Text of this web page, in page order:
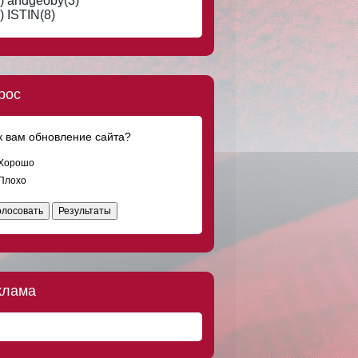
Что-то странное творится в мире.
Отношения обесцениваются, сникерс
дорожает. Вот за сникерс вообще
8 авг 2016, 19:23
Мужчинам тоже тяжело... Встретишь
Ищу добрую, скромную, ласковую
музыку и поэзию Серебряного века, для
DOC8673
8 авг 2016, 17:45
Где я только не был! Греция, Испания,
Мальдивах я тоже не был.
трясут пистолет в баке.
ISTIN(8)
вам обновление сайта?
Результаты